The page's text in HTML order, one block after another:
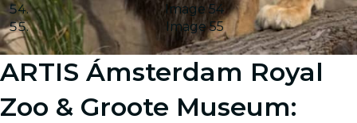
Image 54
Image 55
ARTIS Ámsterdam Royal
Zoo & Groote Museum: